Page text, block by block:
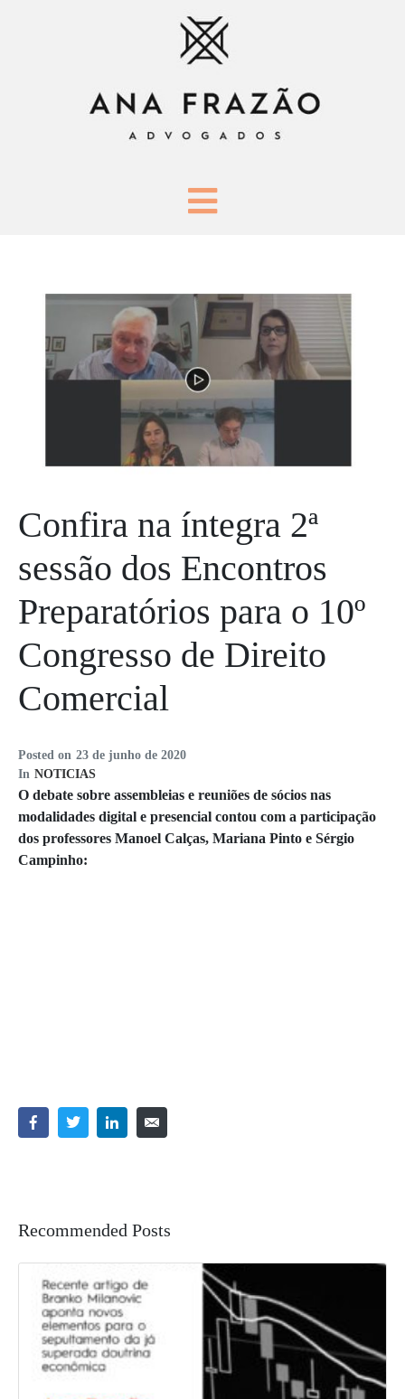
Posted on 23 de junho de 2020
In NOTICIAS
Confira na íntegra 2ª
sessão dos Encontros
Preparatórios para o 10º
Congresso de Direito
Comercial
O debate sobre assembleias e reuniões de sócios nas
modalidades digital e presencial contou com a participação
dos professores Manoel Calças, Mariana Pinto e Sérgio
Campinho:
Recommended Posts